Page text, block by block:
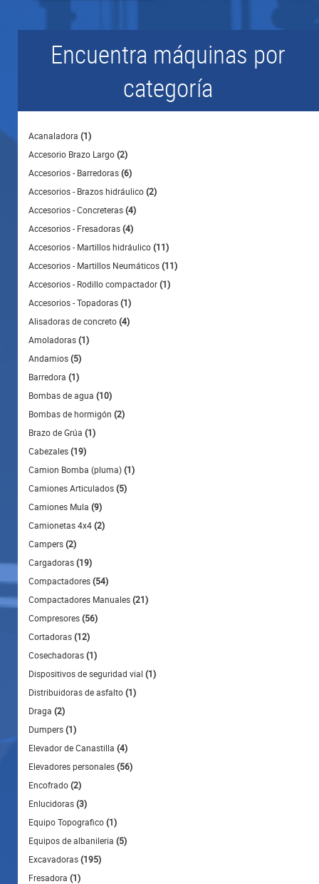
Encuentra máquinas por
categoría
Acanaladora (1)
Accesorio Brazo Largo(2)
Accesorios - Barredoras(6)
Accesorios - Brazos hidráulico(2)
Accesorios - Concreteras(4)
Accesorios - Fresadoras(4)
Accesorios - Martillos hidráulico(11)
Accesorios - Martillos Neumáticos(11)
Accesorios - Rodillo compactador(1)
Accesorios - Topadoras(1)
Alisadoras de concreto(4)
Amoladoras(1)
Andamios(5)
Barredora (1)
Bombas de agua (10)
Bombas de hormigón (2)
Brazo de Grúa (1)
Cabezales(19)
Camion Bomba (pluma)(1)
Camiones Articulados(5)
Camiones Mula (9)
Camionetas 4x4(2)
Campers(2)
Cargadoras(19)
Compactadores(54)
Compactadores Manuales(21)
Compresores(56)
Cortadoras(12)
Cosechadoras(1)
Dispositivos de seguridad vial (1)
Distribuidoras de asfalto(1)
Draga (2)
Dumpers(1)
Elevador de Canastilla (4)
Elevadores personales(56)
Encofrado(2)
Enlucidoras(3)
Equipo Topografico(1)
Equipos de albanileria (5)
Excavadoras(195)
Fresadora (1)